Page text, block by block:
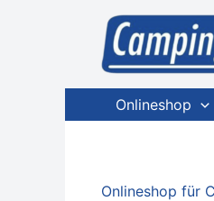
Onlineshop
Onlineshop für